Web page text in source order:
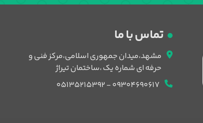
تماس با ما
مشهد،میدان جمهوری اسلامی،مرکز فنی و
حرفه ای شماره یک ،ساختمان تیراژ
09304690617 - 05135215392